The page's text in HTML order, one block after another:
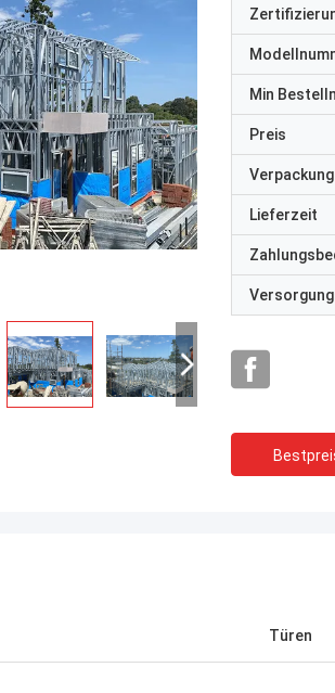
Min
Preis
Lieferzeit
Türen